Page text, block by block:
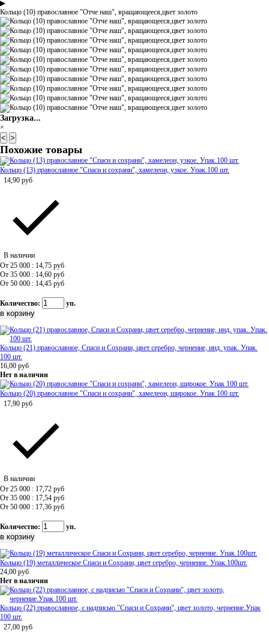
▶
Кольцо (10) православное "Отче наш", вращающееся,цвет золото
Загрузка...
×
< >
Похожие товары
Кольцо (13) православное "Спаси и сохрани", хамелеон, узкое. Упак.100 шт.
14,90 руб
В наличии
От 25 000 : 14,75 руб
От 35 000 : 14,60 руб
От 50 000 : 14,45 руб
Количество: уп.
Кольцо (21) православное, Спаси и Сохрани, цвет серебро, чернение, инд. упак. Упак.
100 шт.
16,00 руб
Нет в наличии
Кольцо (20) православное "Спаси и сохрани", хамелеон, широкое. Упак 100 шт.
17,90 руб
В наличии
От 25 000 : 17,72 руб
От 35 000 : 17,54 руб
От 50 000 : 17,36 руб
Количество: уп.
Кольцо (19) металлическое Спаси и Сохрани, цвет серебро, чернение. Упак.100шт.
24,00 руб
Нет в наличии
Кольцо (22) православное, с надписью "Спаси и Сохрани", цвет золото, чернение.Упак
100 шт.
27,00 руб